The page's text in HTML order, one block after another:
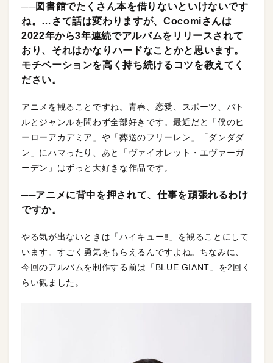
──図書館でたくさん本を借りないといけないです
ね。…さて話は変わりますが、Cocomiさんは
2022年から3年連続でアルバムをリリースされて
おり、それはかなりハードなことかと思います。
モチベーションを高く持ち続けるコツを教えてく
ださい。
アニメを観ることですね。青春、恋愛、スポーツ、バト
ルとジャンルを問わず全部好きです。最近だと「僕のヒ
ーローアカデミア」や「葬送のフリーレン」「ダンダダ
ン」にハマったり、あと「ヴァイオレット・エヴァーガ
ーデン」はずっと大好きな作品です。
──アニメに背中を押されて、仕事を頑張れるわけ
ですか。
やる気が出ないときは「ハイキュー‼️」を観ることにして
います。すごく勇気をもらえるんですよね。ちなみに、
今回のアルバムを制作する前は「BLUE GIANT」を2回く
らい観ました。